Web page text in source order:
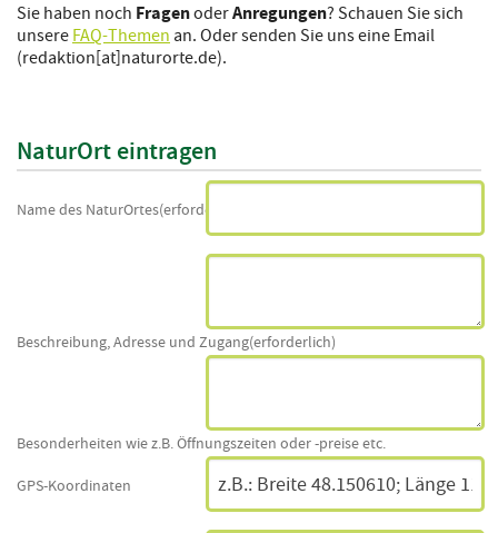
Sie haben noch FragenoderAnregungen? Schauen Sie sich
unsere FAQ-Themen an. Oder senden Sie uns eine Email
(redaktion[at]naturorte.de).
NaturOrt eintragen
Name des NaturOrtes
Beschreibung, Adresse und Zugang
Besonderheiten wie z.B. Öffnungszeiten oder -preise etc.
GPS-Koordinaten